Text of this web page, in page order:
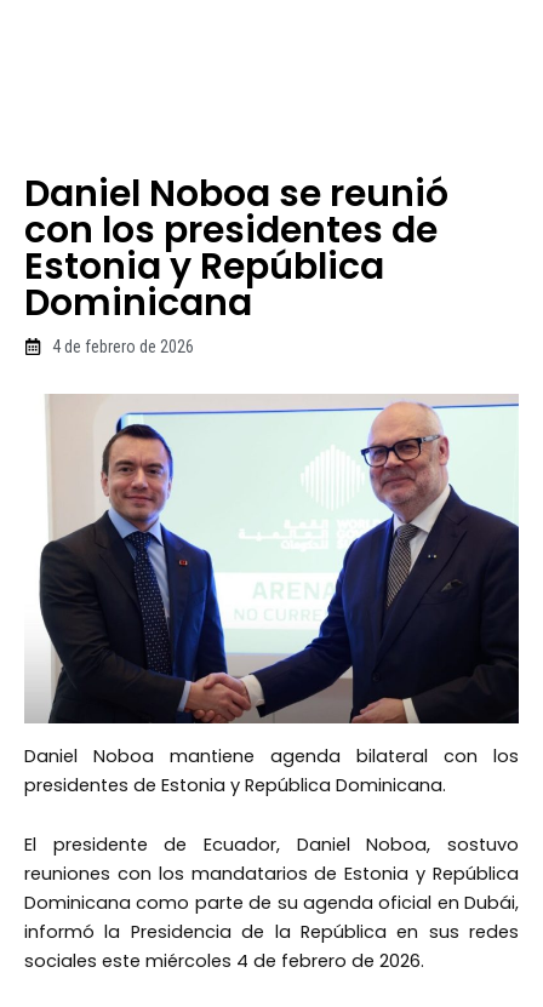
Daniel Noboa se reunió
con los presidentes de
Estonia y República
Dominicana
4 de febrero de 2026
Daniel Noboa mantiene agenda bilateral con los
presidentes de Estonia y República Dominicana.
El presidente de Ecuador, Daniel Noboa, sostuvo
reuniones con los mandatarios de Estonia y República
Dominicana como parte de su agenda oficial en Dubái,
informó la Presidencia de la República en sus redes
sociales este miércoles 4 de febrero de 2026.